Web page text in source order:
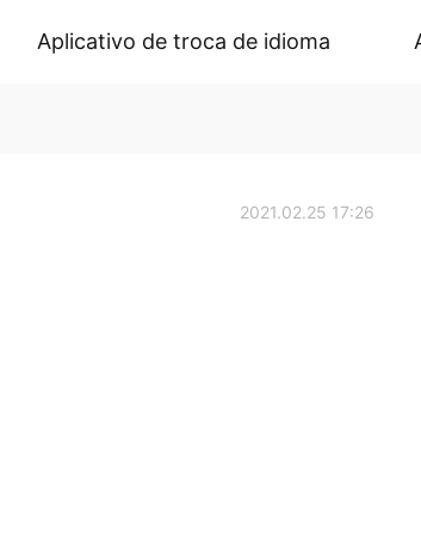
Aplicativo de troca de idioma
2021.02.25 17:26